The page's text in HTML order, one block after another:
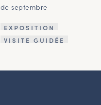
de septembre
EXPOSITION
VISITE GUIDÉE